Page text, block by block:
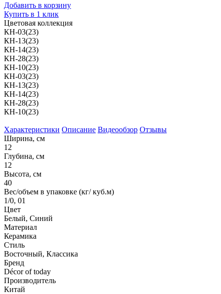
Добавить в корзину
Купить в 1 клик
Цветовая коллекция
КН-03(23)
КН-13(23)
КН-14(23)
КН-28(23)
КН-10(23)
КН-03(23)
КН-13(23)
КН-14(23)
КН-28(23)
КН-10(23)
Характеристики Описание Видеообзор Отзывы
Ширина, см
12
Глубина, см
12
Высота, см
40
Вес/объем в упаковке (кг/ куб.м)
1/0, 01
Цвет
Белый, Синий
Материал
Керамика
Стиль
Восточный, Классика
Бренд
Décor of today
Производитель
Китай